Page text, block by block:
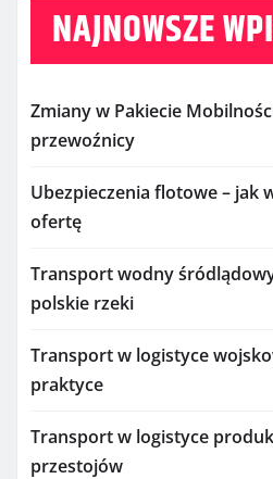
NAJNOWSZE
Zmiany w Pakiecie
przewoźnicy
Ubezpieczenia flotowe – jak
ofertę
Transport wodny
polskie rzeki
Transport w logistyce
praktyce
Transport w logistyce
przestojów